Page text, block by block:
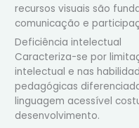
recursos visuais são
comunicação e
Deficiência intelectual
Caracteriza-se por
intelectual e nas
pedagógicas
linguagem acessível
desenvolvimento.